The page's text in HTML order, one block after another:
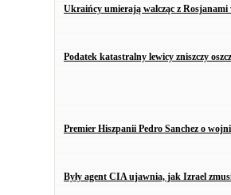
Ukraińcy umierają walcząc z
Podatek katastralny lewicy zniszczy
Premier Hiszpanii Pedro Sanchez o
Były agent CIA ujawnia, jak Izrael